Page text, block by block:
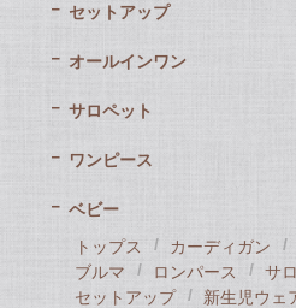
セットアップ
オールインワン
サロペット
ワンピース
ベビー
トップス
カーディガン
ブルマ
ロンパース
サ
セットアップ
新生児ウェ